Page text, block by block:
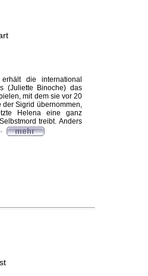
die international
(Juliette Binoche) das
mit dem sie vor 20
Sigrid übernommen,
Helena eine ganz
treibt. Anders